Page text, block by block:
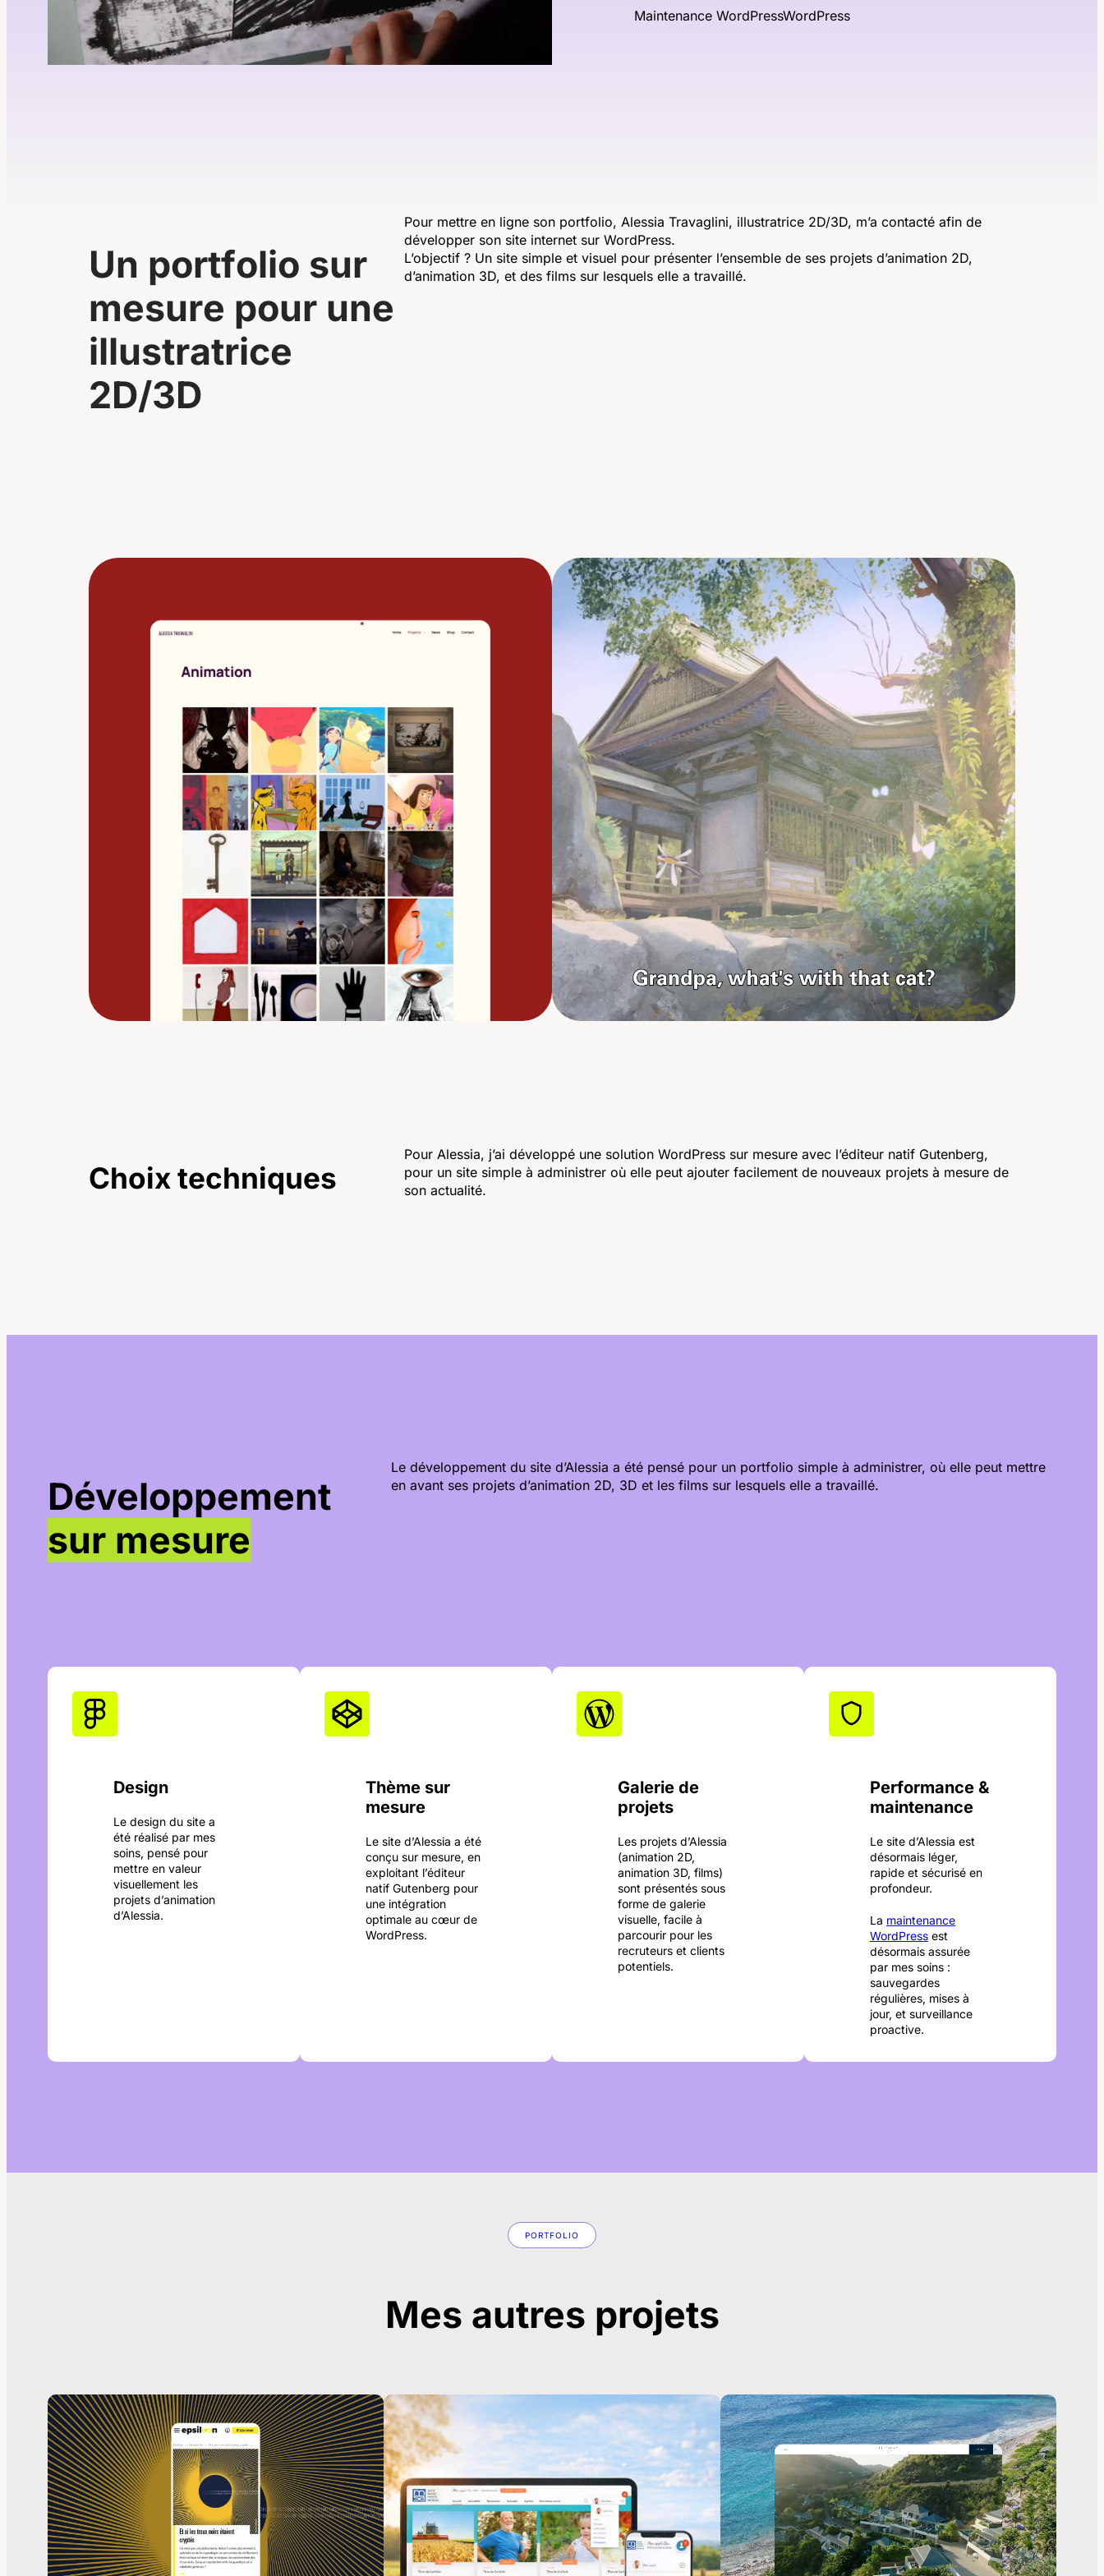
Maintenance WordPressWordPress
Un portfolio sur
mesure pour une
illustratrice
2D/3D
Pour mettre en ligne son portfolio, Alessia Travaglini, illustratrice 2D/3D, m’a contacté afin de
développer son site internet sur WordPress.
L’objectif ? Un site simple et visuel pour présenter l’ensemble de ses projets d’animation 2D,
d’animation 3D, et des films sur lesquels elle a travaillé.
Choix techniques
Pour Alessia, j’ai développé une solution WordPress sur mesure avec l’éditeur natif Gutenberg,
pour un site simple à administrer où elle peut ajouter facilement de nouveaux projets à mesure de
son actualité.
Développement
sur mesure
Le développement du site d’Alessia a été pensé pour un portfolio simple à administrer, où elle peut mettre
en avant ses projets d’animation 2D, 3D et les films sur lesquels elle a travaillé.
Design
Le design du site a
été réalisé par mes
soins, pensé pour
mettre en valeur
visuellement les
projets d’animation
d’Alessia.
Thème sur
mesure
Le site d’Alessia a été
conçu sur mesure, en
exploitant l’éditeur
natif Gutenberg pour
une intégration
optimale au cœur de
WordPress.
Galerie de
projets
Les projets d’Alessia
(animation 2D,
animation 3D, films)
sont présentés sous
forme de galerie
visuelle, facile à
parcourir pour les
recruteurs et clients
potentiels.
Performance &
maintenance
Le site d’Alessia est
désormais léger,
rapide et sécurisé en
profondeur.
La maintenance
WordPress est
désormais assurée
par mes soins :
sauvegardes
régulières, mises à
jour, et surveillance
proactive.
PORTFOLIO
Mes autres projets